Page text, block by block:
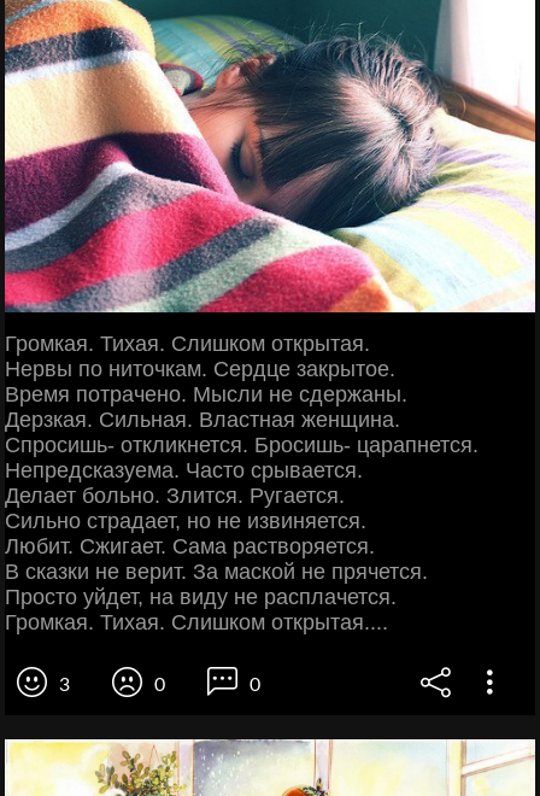
Громкая. Тихая. Слишком открытая.
Нервы по ниточкам. Сердце закрытое.
Время потрачено. Мысли не сдержаны.
Дерзкая. Сильная. Властная женщина.
Спросишь- откликнется. Бросишь- царапнется.
Непредсказуема. Часто срывается.
Делает больно. Злится. Ругается.
Сильно страдает, но не извиняется.
Любит. Сжигает. Сама растворяется.
В сказки не верит. За маской не прячется.
Просто уйдет, на виду не расплачется.
Громкая. Тихая. Слишком открытая....
3 0 0